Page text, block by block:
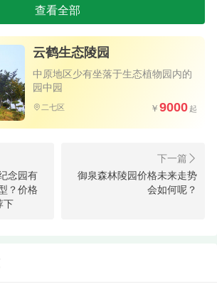
交通：位于新密市白寨镇，紧邻郑
从郑州市区自驾约40分钟即可到
区提供免费接送车服务，方便家
然规模相对紧凑，但环境整洁，
，是一个性价比较高的选择。
质兼备：凤凰山人文纪念园
查看全部
云鹤生态陵园
中原地区少有坐落于生态植物园内的
园中园
二七区 9000
念园有
？价格
下
御泉森林陵园价格未来走势
会如何呢？